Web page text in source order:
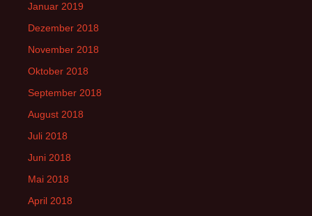
Januar 2019
Dezember 2018
November 2018
Oktober 2018
September 2018
August 2018
Juli 2018
Juni 2018
Mai 2018
April 2018